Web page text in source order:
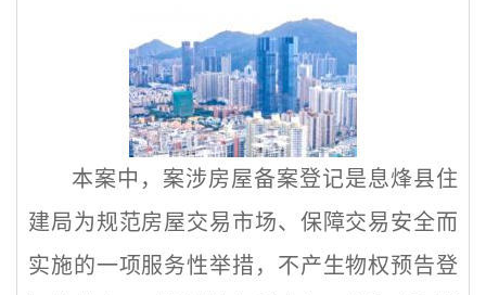
本案中，案涉房屋备案登记是息烽县住
建局为规范房屋交易市场、保障交易安全而
实施的一项服务性举措，不产生物权预告登